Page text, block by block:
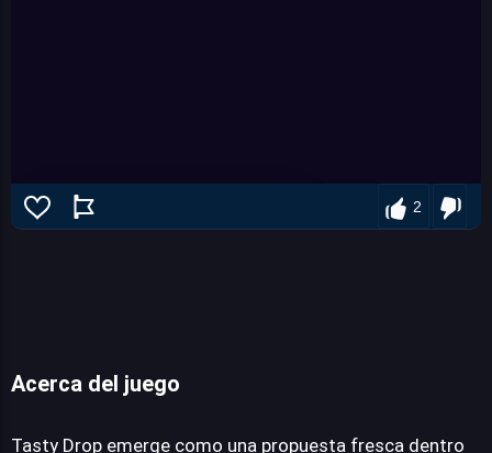
2
Acerca del juego
Tasty Drop emerge como una propuesta fresca dentro